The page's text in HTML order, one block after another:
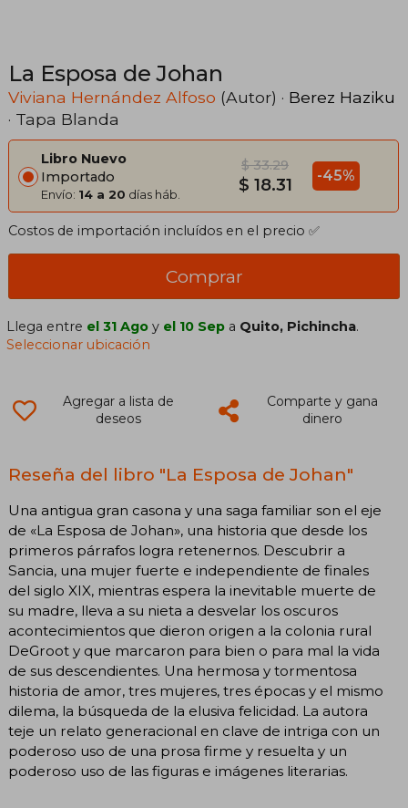
La Esposa de Johan
Viviana Hernández Alfoso (Autor) · Berez Haziku
· Tapa Blanda
Libro Nuevo
Importado
Envío: 14 a 20 días háb.
$ 33.29
$ 18.31 -45%
Costos de importación incluídos en el precio ✅
Comprar
Llega entre el 31 Ago y el 10 Sep a Quito, Pichincha.
Seleccionar ubicación
Agregar a lista de
deseos
Comparte y gana
dinero
Reseña del libro "La Esposa de Johan"
Una antigua gran casona y una saga familiar son el eje
de «La Esposa de Johan», una historia que desde los
primeros párrafos logra retenernos. Descubrir a
Sancia, una mujer fuerte e independiente de finales
del siglo XIX, mientras espera la inevitable muerte de
su madre, lleva a su nieta a desvelar los oscuros
acontecimientos que dieron origen a la colonia rural
DeGroot y que marcaron para bien o para mal la vida
de sus descendientes. Una hermosa y tormentosa
historia de amor, tres mujeres, tres épocas y el mismo
dilema, la búsqueda de la elusiva felicidad. La autora
teje un relato generacional en clave de intriga con un
poderoso uso de una prosa firme y resuelta y un
poderoso uso de las figuras e imágenes literarias.